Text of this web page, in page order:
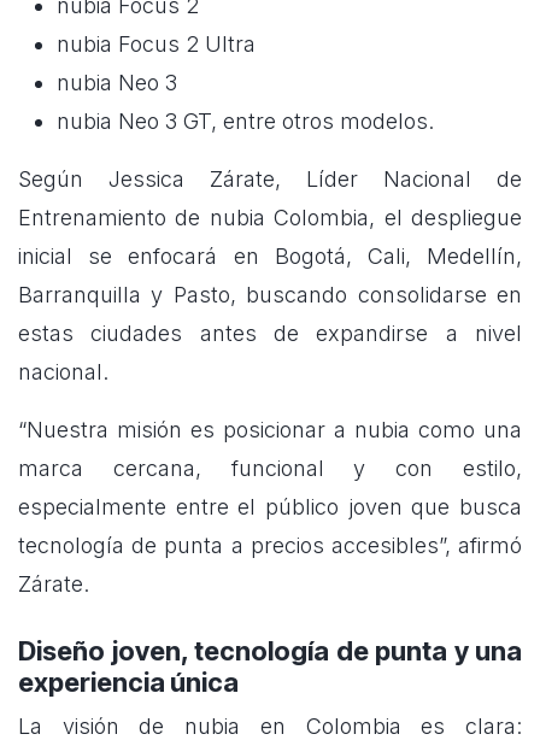
nubia Focus 2
nubia Focus 2 Ultra
nubia Neo 3
nubia Neo 3 GT, entre otros modelos.
Según Jessica Zárate, Líder Nacional de
Entrenamiento de nubia Colombia, el despliegue
inicial se enfocará en Bogotá, Cali, Medellín,
Barranquilla y Pasto, buscando consolidarse en
estas ciudades antes de expandirse a nivel
nacional.
“Nuestra misión es posicionar a nubia como una
marca cercana, funcional y con estilo,
especialmente entre el público joven que busca
tecnología de punta a precios accesibles”, afirmó
Zárate.
Diseño joven, tecnología de punta y una
experiencia única
La visión de nubia en Colombia es clara: